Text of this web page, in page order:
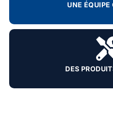
UNE ÉQUIPE
DES